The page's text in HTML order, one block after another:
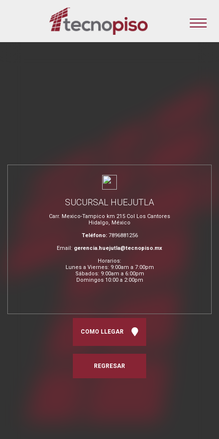
SUCURSAL HUEJUTLA
Carr. Mexico-Tampico km 215 Col Los Cantores
Hidalgo, México
Teléfono: 7896881256
Email: gerencia.huejutla@tecnopiso.mx
Horarios:
Lunes a Viernes: 9:00am a 7:00pm
Sábados: 9:00am a 6:00pm
Domingos 10:00 a 2:00pm
COMO LLEGAR
REGRESAR